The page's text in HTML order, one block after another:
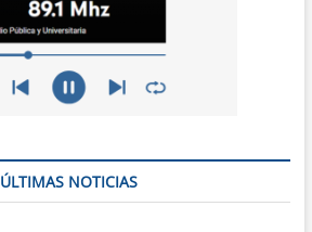
ÚLTIMAS NOTICIAS